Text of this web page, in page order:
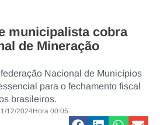
municipalista cobra
de Mineração
Nacional de Municípios
para o fechamento fiscal
brasileiros.
12/2024Hora 00:05